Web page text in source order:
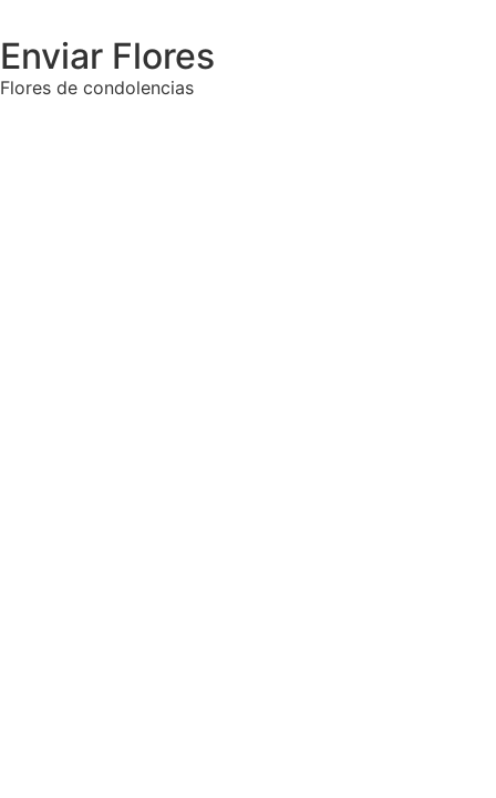
Enviar Flores
Flores de condolencias